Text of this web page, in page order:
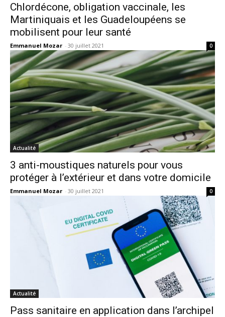
Chlordécone, obligation vaccinale, les
Martiniquais et les Guadeloupéens se
mobilisent pour leur santé
Emmanuel Mozar - 30 juillet 2021 0
Actualité
3 anti-moustiques naturels pour vous
protéger à l’extérieur et dans votre domicile
Emmanuel Mozar - 30 juillet 2021 0
Actualité
Pass sanitaire en application dans l’archipel